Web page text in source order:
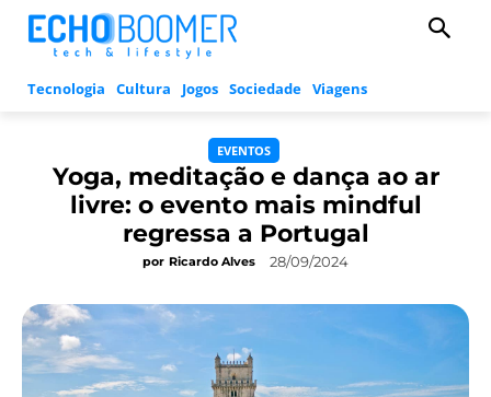
Tecnologia Cultura Jogos Sociedade Viagens
EVENTOS
Yoga, meditação e dança ao ar
livre: o evento mais mindful
regressa a Portugal
por Ricardo Alves 28/09/2024